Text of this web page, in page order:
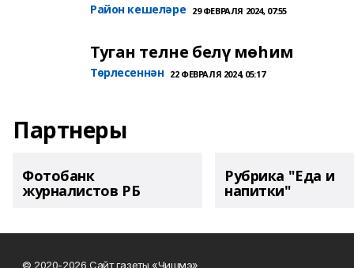
Район кешеләре 29 ФЕВРАЛЯ 2024, 07:55
Туган телне белү мөһим
Төрлесеннән 22 ФЕВРАЛЯ 2024, 05:17
Партнеры
Фотобанк
журналистов РБ
Рубрика "Еда и
напитки"
© 2020-2026 Сайт газеты «Чишмэ»